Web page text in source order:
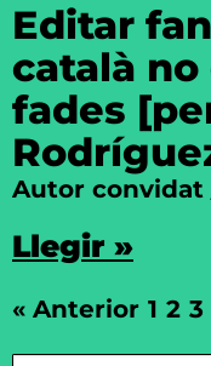
Editar
català no
fades
Autor convidat
Llegir »
« Anterior 1 2 3